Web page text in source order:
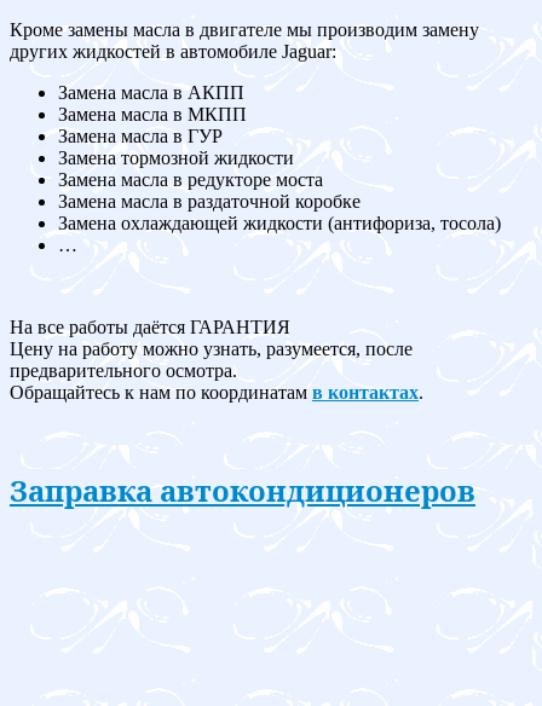
Кроме замены масла в двигателе мы производим замену
других жидкостей в автомобиле Jaguar:
Замена масла в АКПП
Замена масла в МКПП
Замена масла в ГУР
Замена тормозной жидкости
Замена масла в редукторе моста
Замена масла в раздаточной коробке
Замена охлаждающей жидкости (антифориза, тосола)
…
На все работы даётся ГАРАНТИЯ
Цену на работу можно узнать, разумеется, после
предварительного осмотра.
Обращайтесь к нам по координатам в контактах.
Заправка автокондиционеров